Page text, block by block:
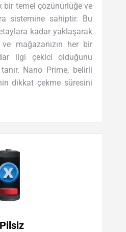
bir temel çözünürlüğe ve
sistemine sahiptir. Bu
kadar yaklaşarak
mağazanızın her bir
ilgi çekici olduğunu
Nano Prime, belirli
dikkat çekme süresini
Pilsiz